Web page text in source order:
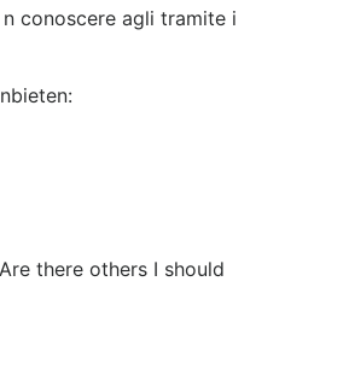
conoscere agli tramite i
there others I should